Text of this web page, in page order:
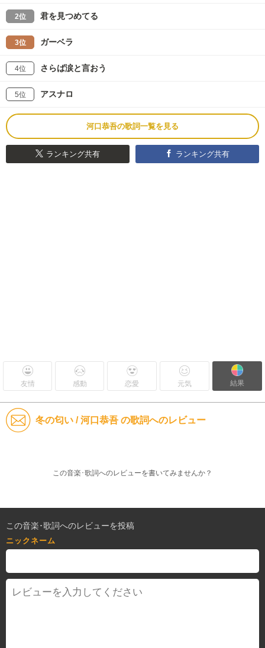
2位 君を見つめてる
3位 ガーベラ
4位 さらば涙と言おう
5位 アスナロ
河口恭吾の歌詞一覧を見る
ランキング共有 ランキング共有
友情 感動 恋愛 元気 結果
冬の匂い / 河口恭吾 の歌詞へのレビュー
この音楽･歌詞へのレビューを書いてみませんか？
この音楽･歌詞へのレビューを投稿
ニックネーム